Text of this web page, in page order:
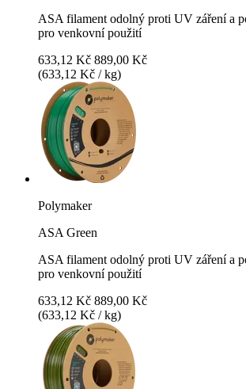
ASA filament odolný proti UV záření a
pro venkovní použití
633,12 Kč 889,00 Kč
(633,12 Kč / kg)
Polymaker
ASA Green
ASA filament odolný proti UV záření a
pro venkovní použití
633,12 Kč 889,00 Kč
(633,12 Kč / kg)